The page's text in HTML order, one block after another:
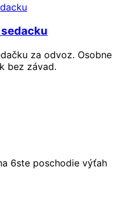
za odvoz. Osobne
bez závad.
6ste poschodie výťah